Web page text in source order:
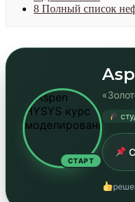
8 Полный список
СТАРТ